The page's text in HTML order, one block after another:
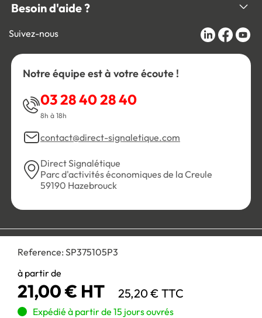
Reference: SP375105P3
à partir de
21,00 € HT 25,20 € TTC
Expédié à partir de 15 jours ouvrés
Besoin d'aide ?
Suivez-nous
Notre équipe est à votre écoute !
03 28 40 28 40
8h à 18h
contact@direct-signaletique.com
Direct Signalétique
Parc d'activités économiques de la Creule
59190 Hazebrouck
Personnaliser les cookies
Paiement 100% sécurisé :